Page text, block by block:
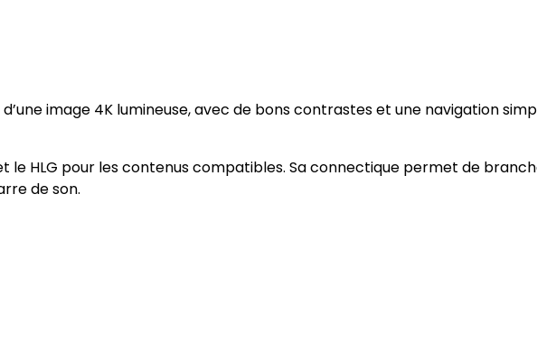
D
image 4K lumineuse, avec de bons contrastes et une navigation
le HLG pour les contenus compatibles. Sa connectique permet de
de son.